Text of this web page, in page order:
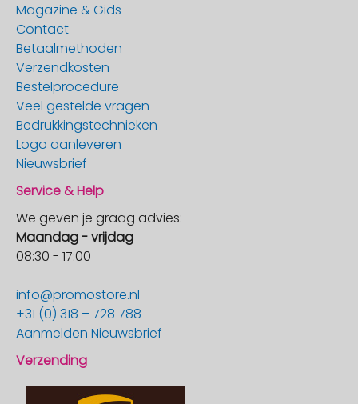
Magazine & Gids
Contact
Betaalmethoden
Verzendkosten
Bestelprocedure
Veel gestelde vragen
Bedrukkingstechnieken
Logo aanleveren
Nieuwsbrief
Service & Help
We geven je graag advies:
Maandag - vrijdag
08:30 - 17:00
info@promostore.nl
+31 (0) 318 – 728 788
Aanmelden Nieuwsbrief
Verzending